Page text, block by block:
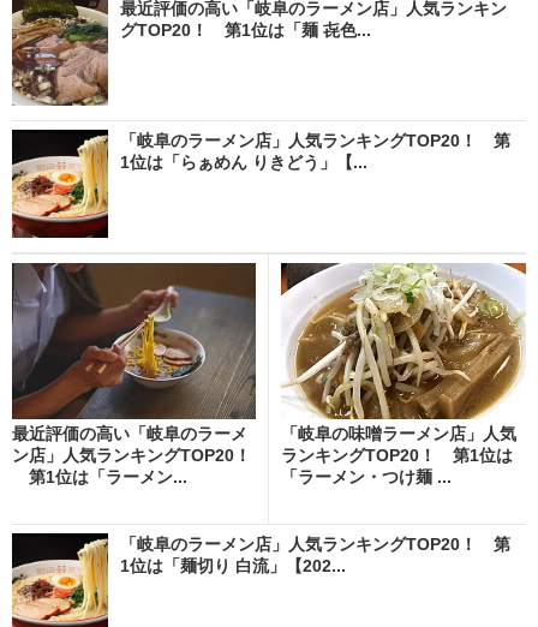
最近評価の高い「岐阜のラーメン店」人気ランキン
グTOP20！ 第1位は「麺 㐂色...
「岐阜のラーメン店」人気ランキングTOP20！ 第
1位は「らぁめん りきどう」【...
最近評価の高い「岐阜のラーメ
ン店」人気ランキングTOP20！
第1位は「ラーメン...
「岐阜の味噌ラーメン店」人気
ランキングTOP20！ 第1位は
「ラーメン・つけ麺 ...
「岐阜のラーメン店」人気ランキングTOP20！ 第
1位は「麺切り 白流」【202...